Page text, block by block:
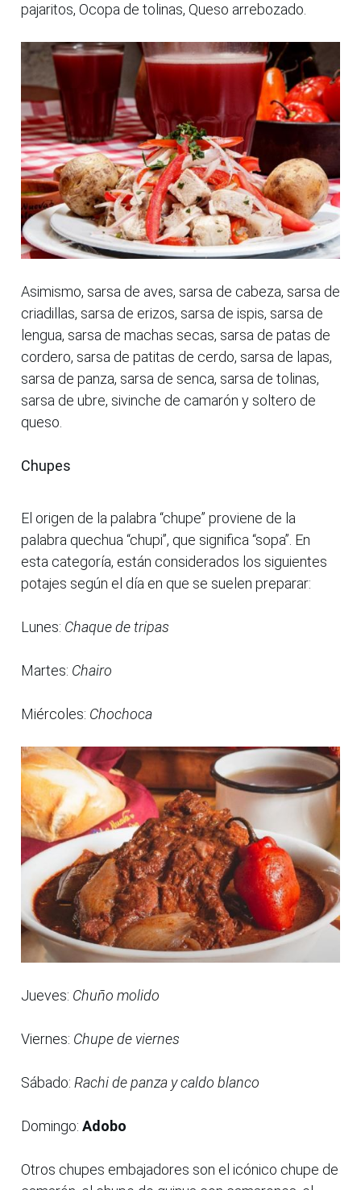
pajaritos, Ocopa de tolinas, Queso arrebozado.
Asimismo, sarsa de aves, sarsa de cabeza, sarsa de
criadillas, sarsa de erizos, sarsa de ispis, sarsa de
lengua, sarsa de machas secas, sarsa de patas de
cordero, sarsa de patitas de cerdo, sarsa de lapas,
sarsa de panza, sarsa de senca, sarsa de tolinas,
sarsa de ubre, sivinche de camarón y soltero de
queso.
Chupes
El origen de la palabra “chupe” proviene de la
palabra quechua “chupi”, que significa “sopa”. En
esta categoría, están considerados los siguientes
potajes según el día en que se suelen preparar:
Lunes: Chaque de tripas
Martes: Chairo
Miércoles: Chochoca
Jueves: Chuño molido
Viernes: Chupe de viernes
Sábado: Rachi de panza y caldo blanco
Domingo: Adobo
Otros chupes embajadores son el icónico chupe de